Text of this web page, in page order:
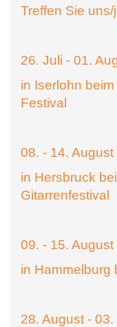
Treffen Sie uns/
26. Juli - 01.
in Iserlohn
Festival
08. - 14. August
in Hersbruck
Gitarrenfestival
09. - 15. August
in Hammelburg
28. August -